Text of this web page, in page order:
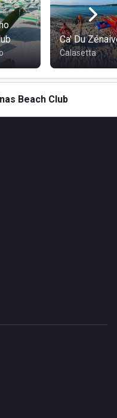
Ca' Du
Calasetta
Beach Club